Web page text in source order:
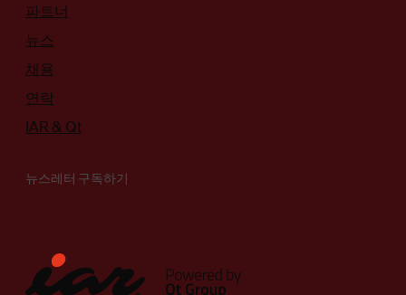
파트너
뉴스
채용
연락
IAR & Qt
뉴스레터 구독하기